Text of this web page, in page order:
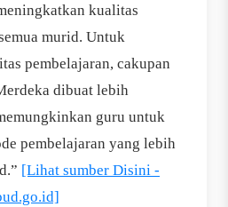
kualitas
murid. Untuk
pembelajaran, cakupan
dibuat lebih
guru untuk
pembelajaran yang lebih
[Lihat sumber Disini -